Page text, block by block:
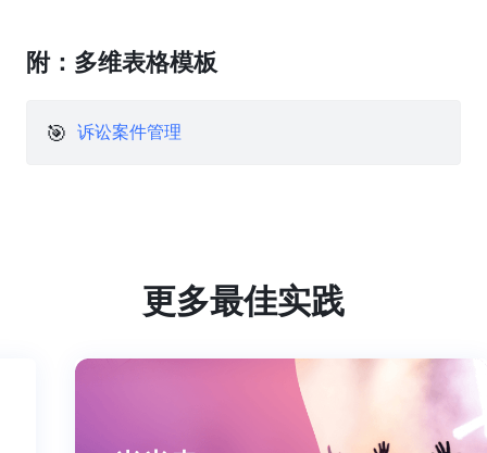
附：多维表格模板
🎯 诉讼案件管理
更多最佳实践